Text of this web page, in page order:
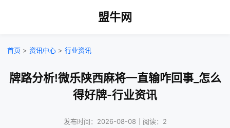
盟牛网
首页 > 资讯中心 > 行业资讯
牌路分析!微乐陕西麻将一直输咋回事_怎么
得好牌-行业资讯
发布时间：2026-08-08｜阅读：2